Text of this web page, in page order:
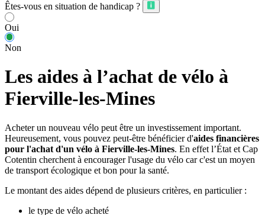
Êtes-vous en situation de handicap ?
Oui
Non
Les aides à l’achat de vélo à
Fierville-les-Mines
Acheter un nouveau vélo peut être un investissement important.
Heureusement, vous pouvez peut-être bénéficier d'aides financières
pour l'achat d'un vélo à Fierville-les-Mines. En effet l’État et Cap
Cotentin cherchent à encourager l'usage du vélo car c'est un moyen
de transport écologique et bon pour la santé.
Le montant des aides dépend de plusieurs critères, en particulier :
le type de vélo acheté